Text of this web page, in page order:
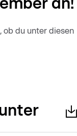
an!
ob du unter diesen